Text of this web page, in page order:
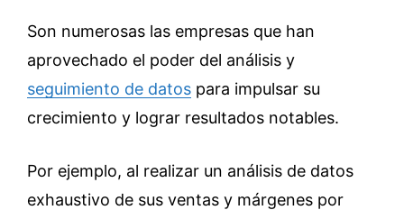
Son numerosas las empresas que han
aprovechado el poder del análisis y
seguimiento de datos para impulsar su
crecimiento y lograr resultados notables.
Por ejemplo, al realizar un análisis de datos
exhaustivo de sus ventas y márgenes por